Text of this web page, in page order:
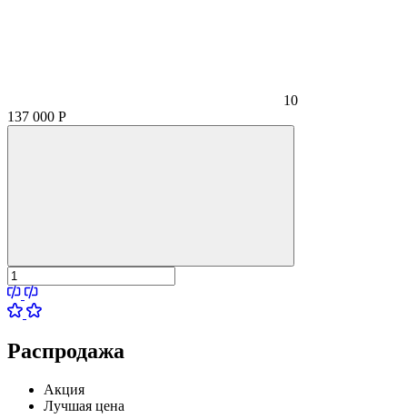
10
137 000 Р
Распродажа
Акция
Лучшая цена